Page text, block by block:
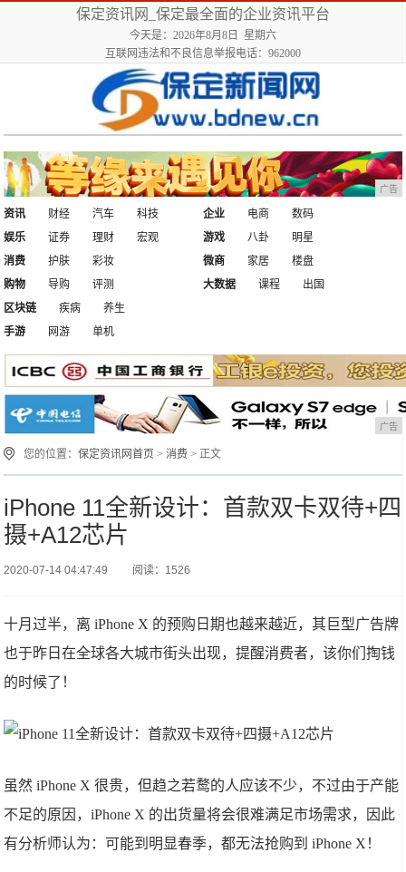
保定资讯网_保定最全面的企业资讯平台
今天是：2026年8月8日 星期六
互联网违法和不良信息举报电话：962000
广告
资讯 财经 汽车
科技
娱乐
证券 理财 宏观
企业 电商
数码
游戏
八卦
明星
消费
护肤
彩妆
购物
导购 评测
微商 家居
楼盘
大数据
课程
出国
区块链
疾病
养生
手游
网游 单机
广告
您的位置：保定资讯网首页 >消费 > 正文
iPhone 11全新设计：首款双卡双待+四
摄+A12芯片
2020-07-14 04:47:49 阅读：1526
十月过半，离 iPhone X 的预购日期也越来越近，其巨型广告牌
也于昨日在全球各大城市街头出现，提醒消费者，该你们掏钱
的时候了！
虽然 iPhone X 很贵，但趋之若鹜的人应该不少，不过由于产能
不足的原因，iPhone X 的出货量将会很难满足市场需求，因此
有分析师认为：可能到明显春季，都无法抢购到 iPhone X！